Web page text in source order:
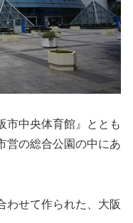
市中央体育館』ととも
営の総合公園の中にあ
わせて作られた、大阪